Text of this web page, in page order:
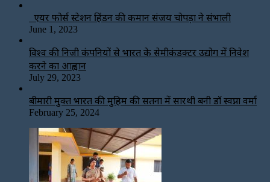
एयर फोर्स स्टेशन हिंडन की कमान संजय चोपड़ा ने संभाली
June 1, 2023
विश्‍व की निजी कंपनियों से भारत के सेमीकंडक्टर उद्योग में निवेश
करने का आह्वान
July 29, 2023
बीमारी मुक्त भारत की मुहिम की सतना में सारथी बनी डाॅ स्वप्ना वर्मा
February 25, 2024